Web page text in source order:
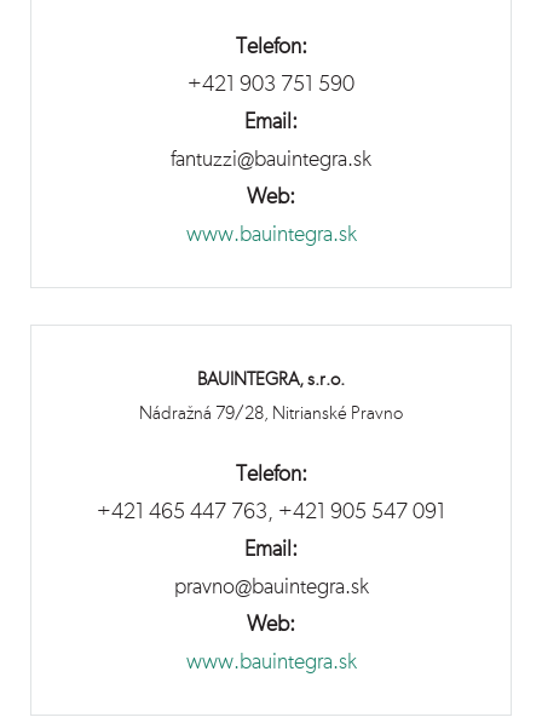
Telefon:
+421 903 751 590
Email:
fantuzzi@bauintegra.sk
Web:
www.bauintegra.sk
BAUINTEGRA, s.r.o.
Nádražná 79/28, Nitrianské Pravno
Telefon:
+421 465 447 763, +421 905 547 091
Email:
pravno@bauintegra.sk
Web:
www.bauintegra.sk